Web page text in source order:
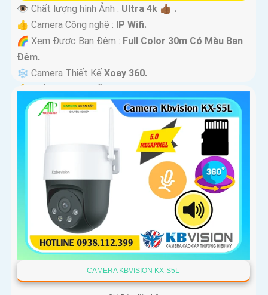
👁 Chất lượng hình Ảnh : Ultra 4k 👍🏾 .
👍 Camera Công nghệ : IP Wifi.
🌈 Xem Được Ban Đêm : Full Color 30m Có Màu Ban
Ðêm.
❄ Camera Thiết Kế Xoay 360.
️🔔 Khả Năng :Thu Âm Và Loa.
CAMERA KBVISION KX-S5L